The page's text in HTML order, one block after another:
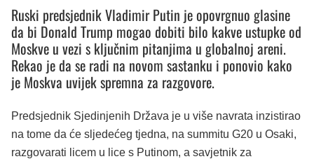
Ruski predsjednik Vladimir Putin je opovrgnuo glasine
da bi Donald Trump mogao dobiti bilo kakve ustupke od
Moskve u vezi s ključnim pitanjima u globalnoj areni.
Rekao je da se radi na novom sastanku i ponovio kako
je Moskva uvijek spremna za razgovore.
Predsjednik Sjedinjenih Država je u više navrata inzistirao
na tome da će sljedećeg tjedna, na summitu G20 u Osaki,
razgovarati licem u lice s Putinom, a savjetnik za